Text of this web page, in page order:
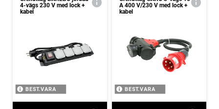
4-vägs 230 V med lock +
kabel
BEST.VARA
A 400 V/230 V med lock +
kabel
BEST.VARA